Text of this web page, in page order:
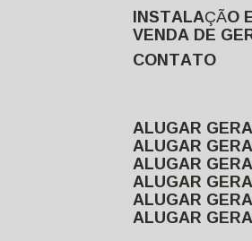
INSTALAÇÃO
VENDA DE
CONTATO
ALUGAR
ALUGAR
ALUGAR
ALUGAR
ALUGAR
ALUGAR